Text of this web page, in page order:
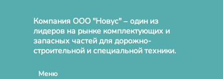
Компания ООО "Новус" – один из
лидеров на рынке комплектующих и
запасных частей для дорожно-
строительной и специальной техники.
Меню